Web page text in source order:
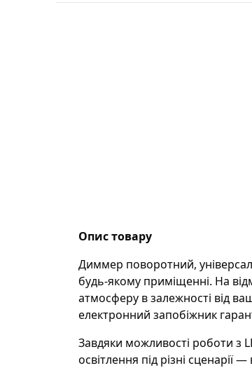
Опис товару
Диммер поворотний,
будь-якому приміщенні. На
атмосферу в залежності від
електронний запобіжник
Завдяки можливості роботи з
освітлення під різні